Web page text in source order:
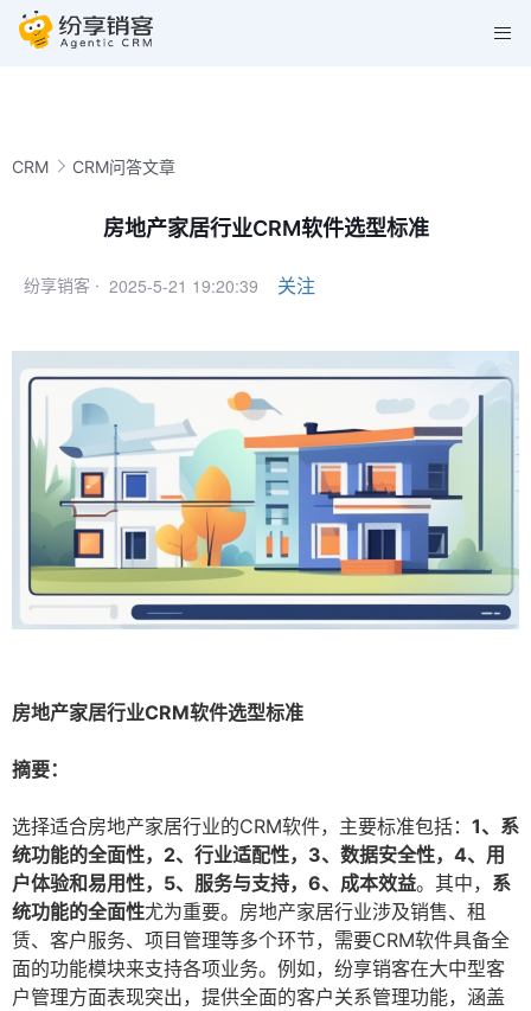
CRM CRM问答文章
房地产家居行业CRM软件选型标准
纷享销客 · 2025-5-21 19:20:39 关注
房地产家居行业CRM软件选型标准
摘要：
选择适合房地产家居行业的CRM软件，主要标准包括： 1、系
统功能的全面性，2、行业适配性，3、数据安全性，4、用
户体验和易用性，5、服务与支持，6、成本效益。其中， 系
统功能的全面性尤为重要。房地产家居行业涉及销售、租
赁、客户服务、项目管理等多个环节，需要CRM软件具备全
面的功能模块来支持各项业务。例如，纷享销客在大中型客
户管理方面表现突出，提供全面的客户关系管理功能，涵盖